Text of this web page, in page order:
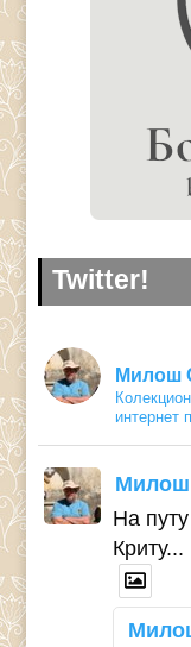
Twitter!
Милош
интернет
Милош
На
Криту...